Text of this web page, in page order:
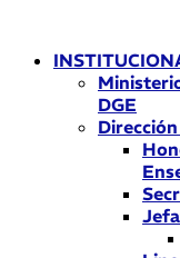
contenido
DGE